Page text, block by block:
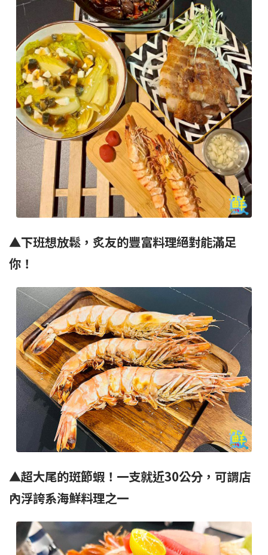
▲下班想放鬆，炙友的豐富料理絕對能滿足
你！
▲超大尾的斑節蝦！一支就近30公分，可謂店
內浮誇系海鮮料理之一